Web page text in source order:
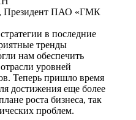
Президент ПАО «ГМК
в последние
тренды
нам обеспечить
уровней
Теперь пришло время
достижения еще более
роста бизнеса, так
проблем.